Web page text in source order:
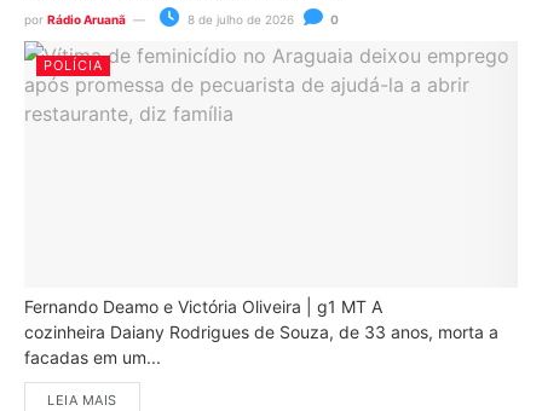
por Rádio Aruanã 8 de julho de 2026 0
POLÍCIA
Fernando Deamo e Victória Oliveira | g1 MT A
cozinheira Daiany Rodrigues de Souza, de 33 anos, morta a
facadas em um...
LEIA MAIS